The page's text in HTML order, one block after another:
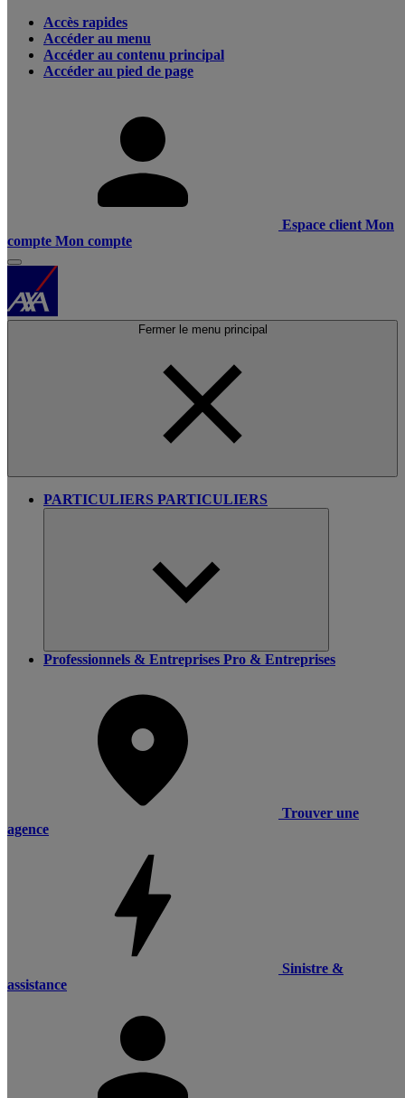
Accès rapides
Accéder au menu
Accéder au contenu principal
Accéder au pied de page
Espace client Mon
compte Mon compte
Fermer le menu principal
PARTICULIERS PARTICULIERS
Professionnels & Entreprises Pro & Entreprises
Trouver une
agence
Sinistre &
assistance